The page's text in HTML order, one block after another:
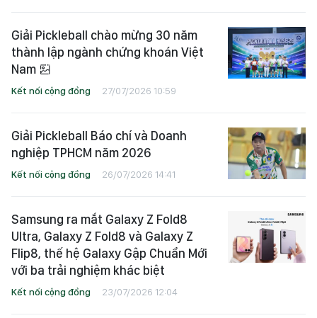
Giải Pickleball chào mừng 30 năm
thành lập ngành chứng khoán Việt
Nam
Kết nối cộng đồng 27/07/2026 10:59
Giải Pickleball Báo chí và Doanh
nghiệp TPHCM năm 2026
Kết nối cộng đồng 26/07/2026 14:41
Samsung ra mắt Galaxy Z Fold8
Ultra, Galaxy Z Fold8 và Galaxy Z
Flip8, thế hệ Galaxy Gập Chuẩn Mới
với ba trải nghiệm khác biệt
Kết nối cộng đồng 23/07/2026 12:04